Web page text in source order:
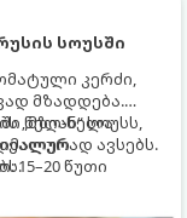
სოუსში
კერძი,
მზადდება.
ნელ-ნელა
„მზიან“ სოუსს,
ავსებს.
15–20 წუთი